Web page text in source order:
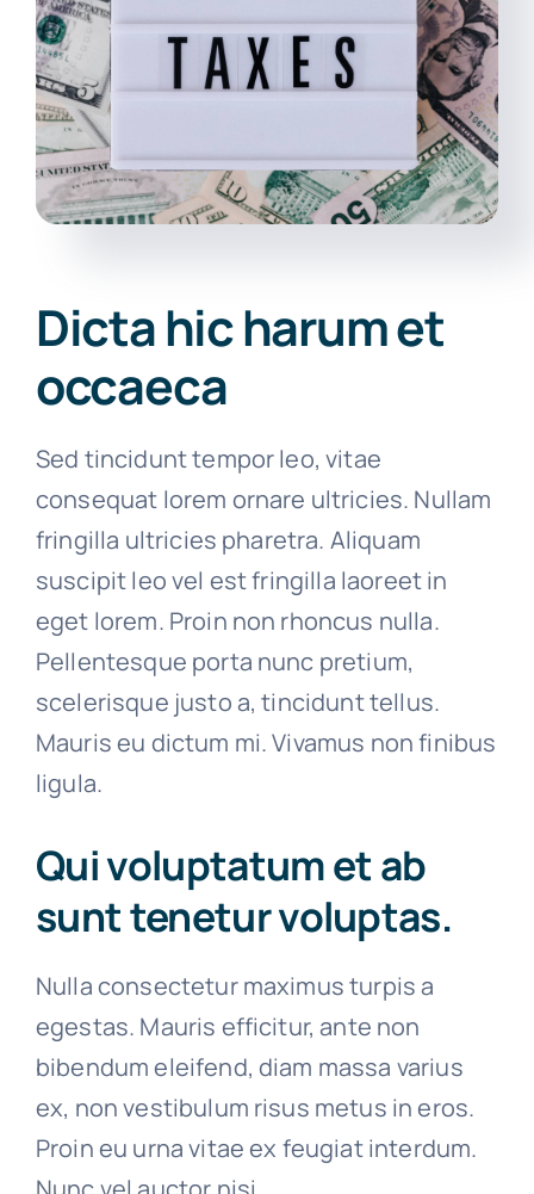
Dicta hic harum et
occaeca
Sed tincidunt tempor leo, vitae
consequat lorem ornare ultricies. Nullam
fringilla ultricies pharetra. Aliquam
suscipit leo vel est fringilla laoreet in
eget lorem. Proin non rhoncus nulla.
Pellentesque porta nunc pretium,
scelerisque justo a, tincidunt tellus.
Mauris eu dictum mi. Vivamus non finibus
ligula.
Qui voluptatum et ab
sunt tenetur voluptas.
Nulla consectetur maximus turpis a
egestas. Mauris efficitur, ante non
bibendum eleifend, diam massa varius
ex, non vestibulum risus metus in eros.
Proin eu urna vitae ex feugiat interdum.